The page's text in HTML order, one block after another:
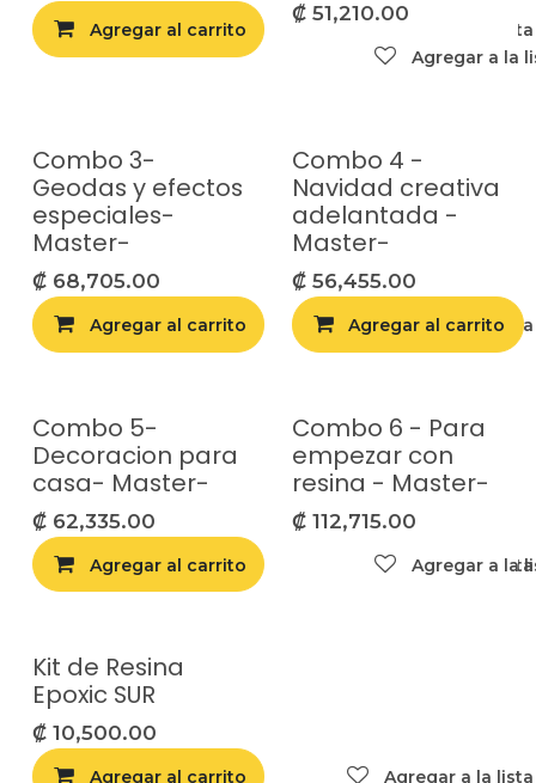
Agregar al carrito Agregar a la
₡ 51,210.00
Agregar a la
Combo 3-
Geodas y efectos
especiales-
Master-
₡ 68,705.00
Agregar al carrito Agregar a la
Combo 4 -
Navidad creativa
adelantada -
Master-
₡ 56,455.00
Agregar al carrito
Combo 5-
Decoracion para
casa- Master-
₡ 62,335.00
Agregar al carrito Agregar a la
Combo 6 - Para
empezar con
resina - Master-
₡ 112,715.00
Agregar a la
¡Nuevo!
Kit de Resina
Epoxic SUR
₡ 10,500.00
Agregar al carrito Agregar a la